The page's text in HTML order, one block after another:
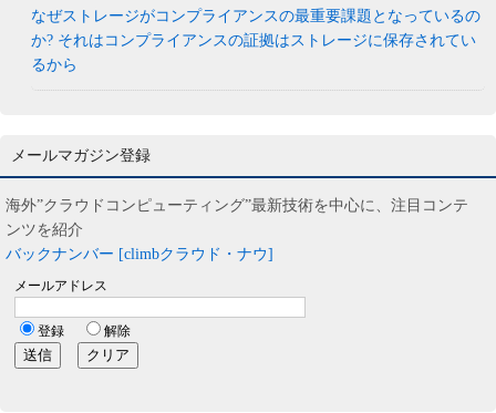
なぜストレージがコンプライアンスの最重要課題となっているの
か? それはコンプライアンスの証拠はストレージに保存されてい
るから
メールマガジン登録
海外”クラウドコンピューティング”最新技術を中心に、注目コンテ
ンツを紹介
バックナンバー [climbクラウド・ナウ]